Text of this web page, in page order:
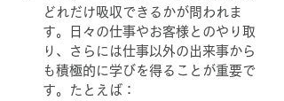
どれだけ吸収できるかが問われま
す。日々の仕事やお客様とのやり取
り、さらには仕事以外の出来事から
も積極的に学びを得ることが重要で
す。たとえば：